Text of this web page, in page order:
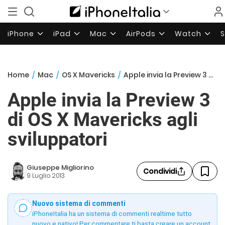
iPhone iPad Mac AirPods Watch
Home / Mac / OS X Mavericks / Apple invia la Preview 3 di OS X Mavericks agli sviluppatori
Apple invia la Preview 3
di OS X Mavericks agli
sviluppatori
Giuseppe Migliorino
9 Luglio 2013 Condividi
Nuovo sistema di commenti
iPhoneItalia ha un sistema di commenti realtime tutto